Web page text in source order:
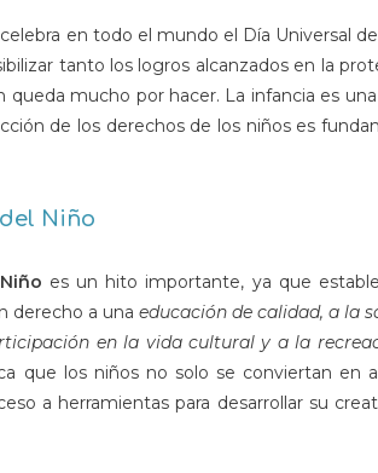
en todo el mundo el Día Universal
tanto los logros alcanzados en la
queda mucho por hacer. La infancia es
de los derechos de los niños es
Niño
es un hito importante, ya que
derecho a una educación de calidad, a la
en la vida cultural y a la
que los niños no solo se conviertan en
a herramientas para desarrollar su